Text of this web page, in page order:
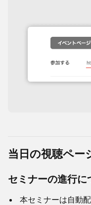
当日の視聴ペー
セミナーの進行に
本セミナーは自動